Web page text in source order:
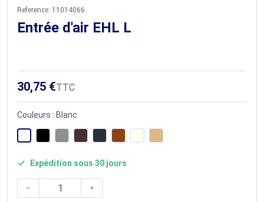
Reference: 11014066
Entrée d'air EHL L
30,75 €TTC
Couleurs : Blanc
 Expédition sous 30 jours
 